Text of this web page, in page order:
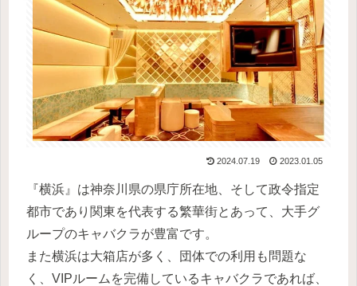
2024.07.19 2023.01.05
『横浜』は神奈川県の県庁所在地、そして政令指定
都市であり関東を代表する繁華街とあって、大手グ
ループのキャバクラが豊富です。
また横浜は大箱店が多く、団体での利用も問題な
く、VIPルームを完備しているキャバクラであれば、